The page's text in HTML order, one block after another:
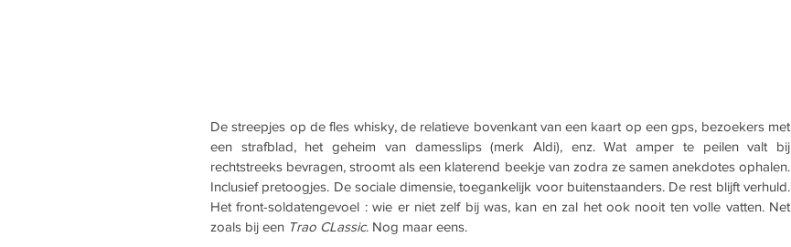
De streepjes op de fles whisky, de relatieve bovenkant van een kaart op een gps, bezoekers met
een strafblad, het geheim van damesslips (merk Aldi), enz. Wat amper te peilen valt bij
rechtstreeks bevragen, stroomt als een klaterend beekje van zodra ze samen anekdotes ophalen.
Inclusief pretoogjes. De sociale dimensie, toegankelijk voor buitenstaanders. De rest blijft verhuld.
Het front-soldatengevoel : wie er niet zelf bij was, kan en zal het ook nooit ten volle vatten. Net
zoals bij een Trao CLassic. Nog maar eens.